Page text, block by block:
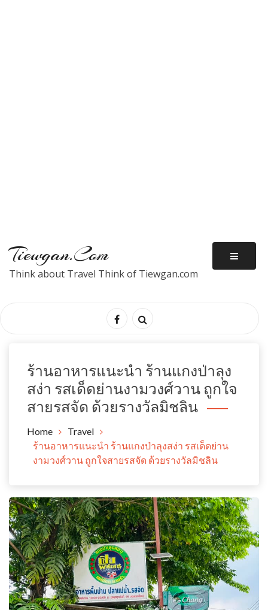
Tiewgan.com
Think about Travel Think of Tiewgan.com
ร้านอาหารแนะนำ ร้านแกงป่าลุง
สง่า รสเด็ดย่านงามวงศ์วาน ถูกใจ
สายรสจัด ด้วยรางวัลมิชลิน
Home
Travel
ร้านอาหารแนะนำ ร้านแกงป่าลุงสง่า รสเด็ดย่าน
งามวงศ์วาน ถูกใจสายรสจัด ด้วยรางวัลมิชลิน